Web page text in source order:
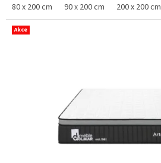
80 x 200 cm 90 x 200 cm 200 x 200 cm
Akce